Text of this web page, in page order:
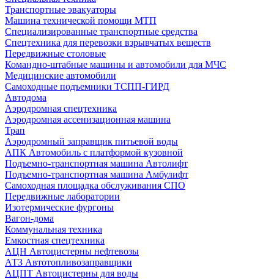
Транспортные эвакуаторы
Машина технической помощи МТП
Специализированные транспортные средства
Спецтехника для перевозки взрывчатых веществ
Передвижные столовые
Командно-штабные машины и автомобили для МЧС
Медицинские автомобили
Самоходные подъемники ТСПП-ГИРД
Автодома
Аэродромная спецтехника
Аэродромная ассенизационная машина
Трап
Аэродромный заправщик питьевой воды
АПК Автомобиль с платформой кузовной
Подъемно-транспортная машина Автолифт
Подъемно-транспортная машина Амбулифт
Самоходная площадка обслуживания СПО
Передвижные лаборатории
Изотермические фургоны
Вагон-дома
Коммунальная техника
Емкостная спецтехника
АЦН Автоцистерны нефтевозы
АТЗ Автотопливозаправщики
АЦПТ Автоцистерны для воды